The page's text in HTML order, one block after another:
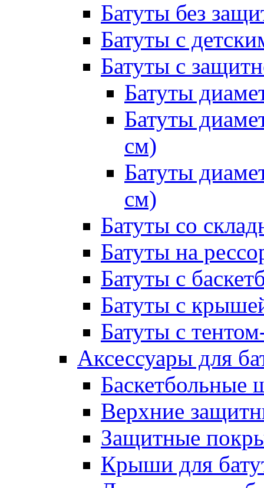
Батуты без
Батуты с
Батуты с
Батуты
Батуты
см)
Батуты
см)
Батуты со
Батуты на
Батуты с
Батуты с
Батуты с
Аксессуары для
Баскетбольные
Верхние
Защитные
Крыши для